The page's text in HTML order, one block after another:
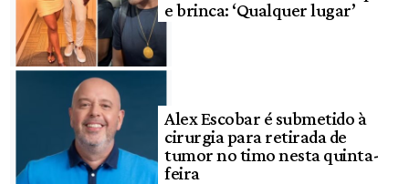
e brinca: ‘Qualquer lugar’
Alex Escobar é submetido à
cirurgia para retirada de
tumor no timo nesta quinta-
feira